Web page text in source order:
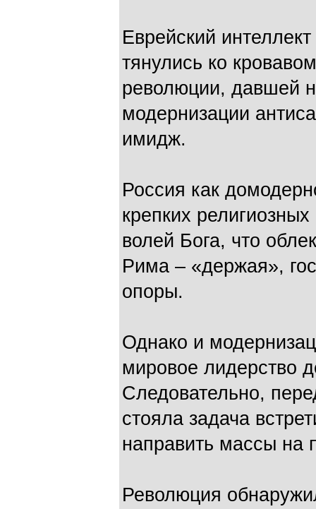
Еврейский
тянулись ко
революции, давшей
модернизации
имидж.
Россия как
крепких
волей Бога, что
Рима – «держая»,
опоры.
Однако и
мировое лидерство
Следовательно,
стояла задача
направить массы на
Революция